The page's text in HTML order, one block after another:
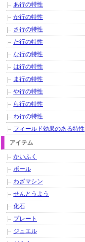
あ行の特性
か行の特性
さ行の特性
た行の特性
な行の特性
は行の特性
ま行の特性
や行の特性
ら行の特性
わ行の特性
フィールド効果のある特性
アイテム
かいふく
ボール
わざマシン
せんとうよう
化石
プレート
ジュエル